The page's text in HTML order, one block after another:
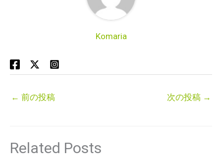
Komaria
← 前の投稿 次の投稿 →
Related Posts